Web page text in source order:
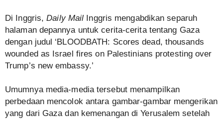
Di Inggris,Daily Mail Inggris mengabdikan separuh
halaman depannya untuk cerita-cerita tentang Gaza
dengan judul ‘BLOODBATH: Scores dead, thousands
wounded as Israel fires on Palestinians protesting over
Trump’s new embassy.’
Umumnya media-media tersebut menampilkan
perbedaan mencolok antara gambar-gambar mengerikan
yang dari Gaza dan kemenangan di Yerusalem setelah